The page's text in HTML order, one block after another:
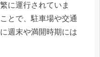
に運行されていま
とで、駐車場や交通
週末や満開時期には